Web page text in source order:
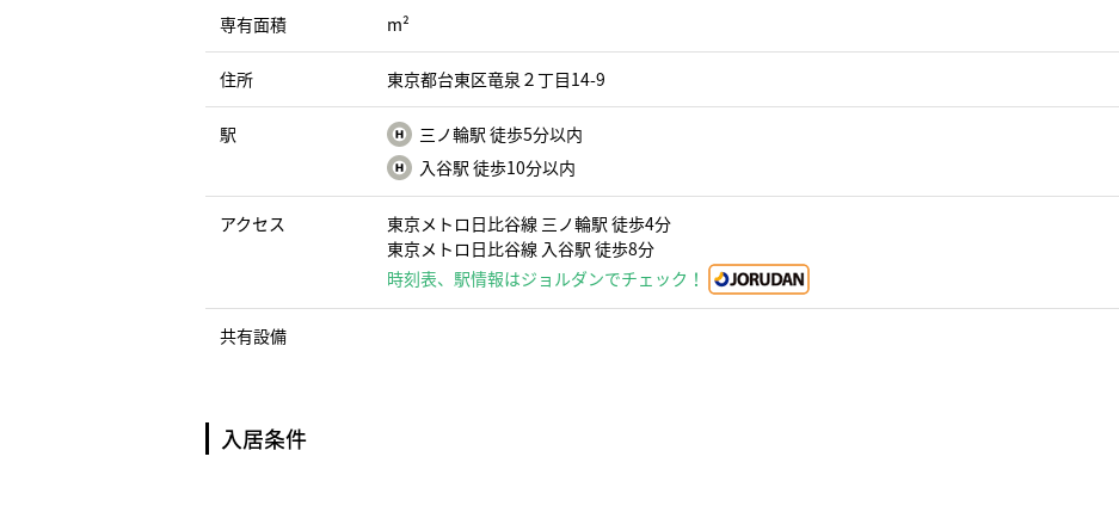
専有面積 m²
住所 東京都台東区竜泉２丁目14-9
駅
三ノ輪駅 徒歩5分以内
入谷駅 徒歩10分以内
アクセス
東京メトロ日比谷線 三ノ輪駅 徒歩4分
東京メトロ日比谷線 入谷駅 徒歩8分
時刻表、駅情報はジョルダンでチェック！
共有設備
入居条件